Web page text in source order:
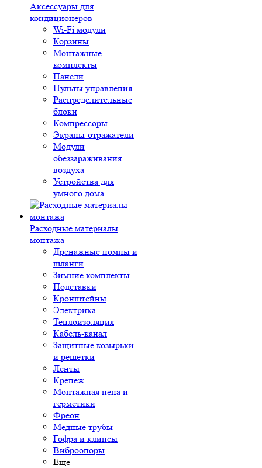
Аксессуары для
кондиционеров
Wi-Fi модули
Корзины
Монтажные
комплекты
Панели
Пульты управления
Распределительные
блоки
Компрессоры
Экраны-отражатели
Модули
обеззараживания
воздуха
Устройства для
умного дома
Расходные материалы
монтажа
Дренажные помпы и
шланги
Зимние комплекты
Подставки
Кронштейны
Электрика
Теплоизоляция
Кабель-канал
Защитные козырьки
и решетки
Ленты
Крепеж
Монтажная пена и
герметики
Фреон
Медные трубы
Гофра и клипсы
Виброопоры
Ещё